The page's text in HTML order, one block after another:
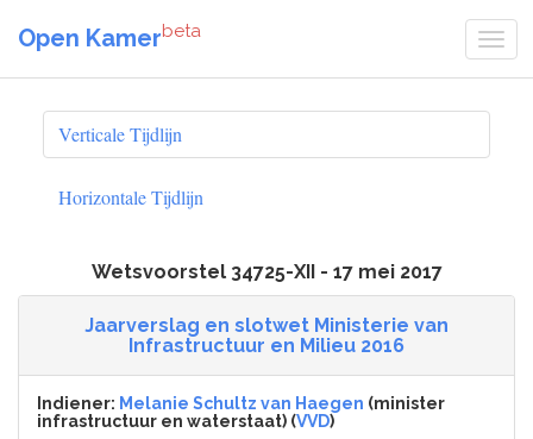
Open Kamerbeta
Verticale Tijdlijn
Horizontale Tijdlijn
Wetsvoorstel 34725-XII - 17 mei 2017
Jaarverslag en slotwet Ministerie van
Infrastructuur en Milieu 2016
Indiener: Melanie Schultz van Haegen (minister
infrastructuur en waterstaat) (VVD)